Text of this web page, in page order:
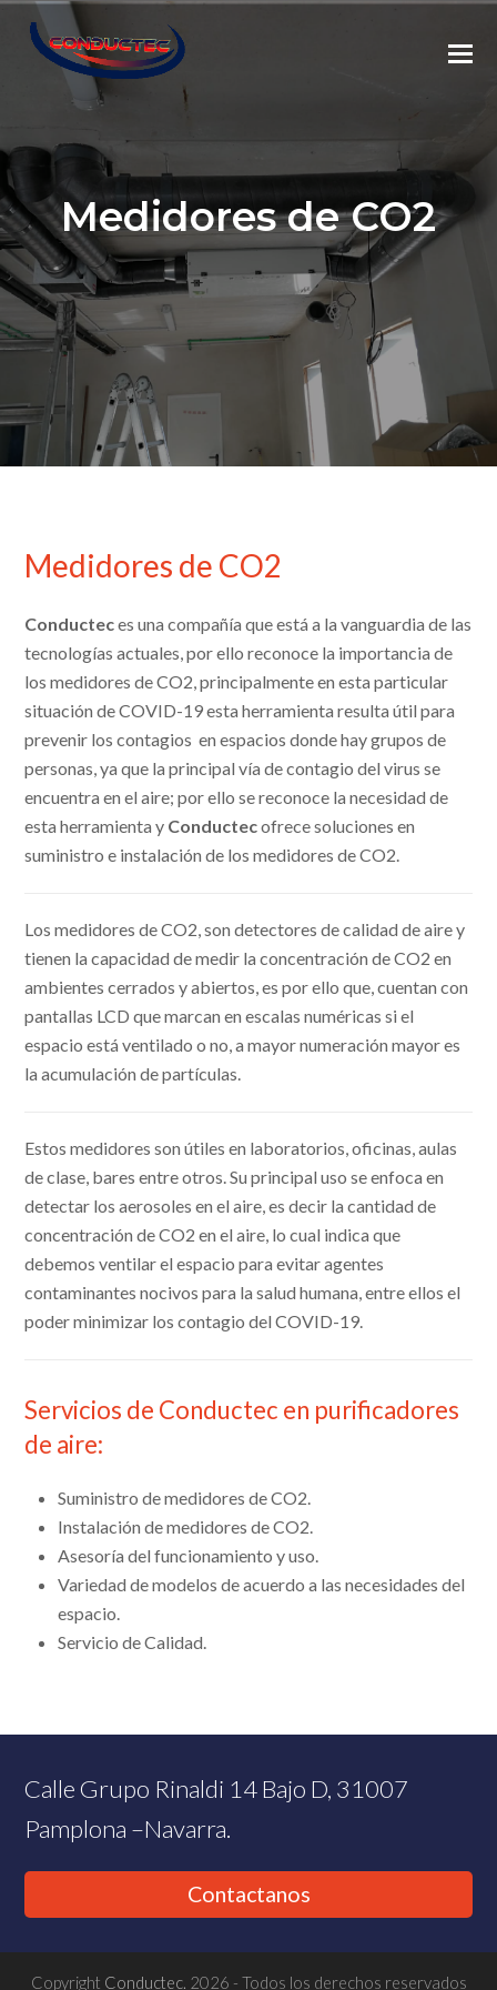
Medidores de CO2
Medidores de CO2
Conducteces una compañía que está a la vanguardia de las
tecnologías actuales, por ello reconoce la importancia de
los medidores de CO2, principalmente en esta particular
situación de COVID-19 esta herramienta resulta útil para
prevenir los contagios en espacios donde hay grupos de
personas, ya que la principal vía de contagio del virus se
encuentra en el aire; por ello se reconoce la necesidad de
esta herramienta y Conductecofrece soluciones en
suministro e instalación de los medidores de CO2.
Los medidores de CO2, son detectores de calidad de aire y
tienen la capacidad de medir la concentración de CO2 en
ambientes cerrados y abiertos, es por ello que, cuentan con
pantallas LCD que marcan en escalas numéricas si el
espacio está ventilado o no, a mayor numeración mayor es
la acumulación de partículas.
Estos medidores son útiles en laboratorios, oficinas, aulas
de clase, bares entre otros. Su principal uso se enfoca en
detectar los aerosoles en el aire, es decir la cantidad de
concentración de CO2 en el aire, lo cual indica que
debemos ventilar el espacio para evitar agentes
contaminantes nocivos para la salud humana, entre ellos el
poder minimizar los contagio del COVID-19.
Servicios de Conductec en purificadores
de aire:
Suministro de medidores de CO2.
Instalación de medidores de CO2.
Asesoría del funcionamiento y uso.
Variedad de modelos de acuerdo a las necesidades del
espacio.
Servicio de Calidad.
Calle Grupo Rinaldi 14 Bajo D, 31007
Pamplona –Navarra.
Contactanos
Copyright Conductec. 2026 - Todos los derechos reservados